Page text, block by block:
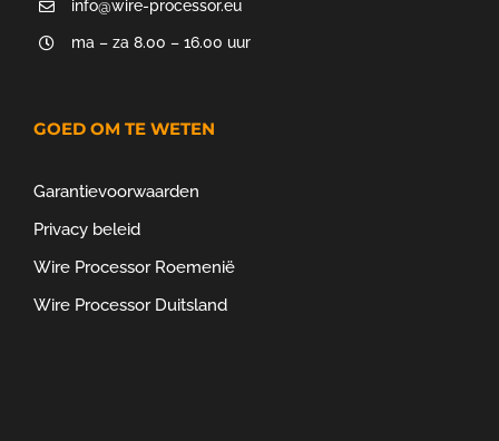
info@wire-processor.eu
ma – za 8.00 – 16.00 uur
GOED OM TE WETEN
Garantievoorwaarden
Privacy beleid
Wire Processor Roemenië
Wire Processor Duitsland